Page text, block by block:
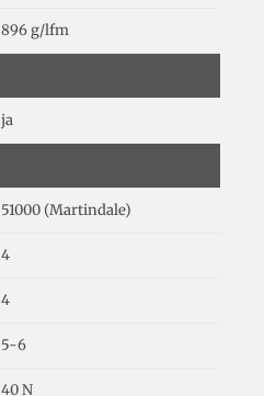
896 g/lfm
ja
51000 (Martindale)
4
4
5-6
40 N